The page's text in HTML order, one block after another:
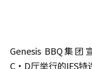
Genesis BBQ集
C·D厅举行的IFS特